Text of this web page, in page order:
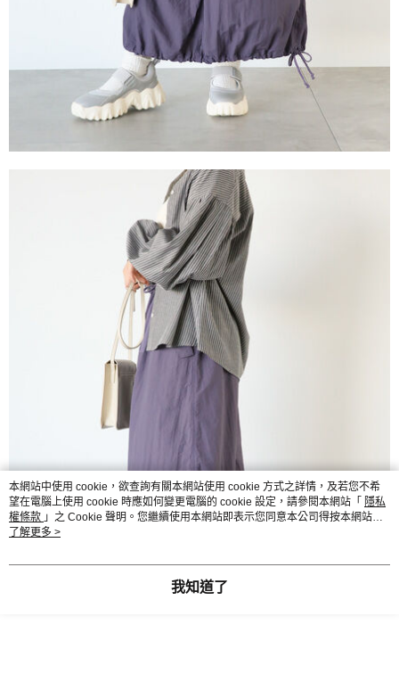
本網站中使用 cookie，欲查詢有關本網站使用 cookie 方式之詳情，及若您不希
望在電腦上使用 cookie 時應如何變更電腦的 cookie 設定，請參閱本網站「 隱私
權條款 」之 Cookie 聲明。您繼續使用本網站即表示您同意本公司得按本網站使
用條款之 Cookie 聲明使用 cookie。
了解更多 >
我知道了